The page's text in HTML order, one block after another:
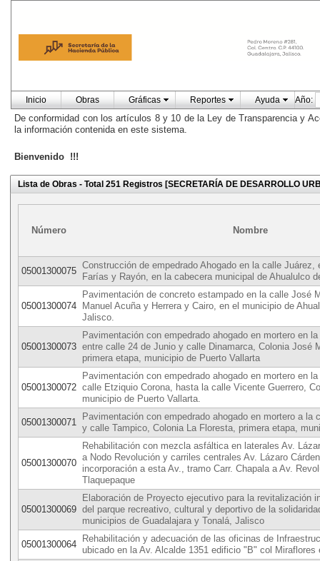
Inicio Obras Gráficas Reportes Ayuda Año:
De conformidad con los artículos 8 y 10 de la Ley de Transparencia y
la información contenida en este sistema.
Bienvenido !!!
Lista de Obras - Total 251 Registros [SECRETARÍA DE DESARROLLO
Número Nombre
05001300075
Construcción de empedrado Ahogado en la calle
Farías y Rayón, en la cabecera municipal de Ahualulco
05001300074
Pavimentación de concreto estampado en la calle José
Manuel Acuña y Herrera y Cairo, en el municipio de
Jalisco.
05001300073
Pavimentación con empedrado ahogado en mortero en
entre calle 24 de Junio y calle Dinamarca, Colonia José
primera etapa, municipio de Puerto Vallarta
05001300072
Pavimentación con empedrado ahogado en mortero en
calle Etziquio Corona, hasta la calle Vicente Guerrero,
municipio de Puerto Vallarta.
05001300071
Pavimentación con empedrado ahogado en mortero a la
y calle Tampico, Colonia La Floresta, primera etapa,
05001300070
Rehabilitación con mezcla asfáltica en laterales Av.
a Nodo Revolución y carriles centrales Av. Lázaro
incorporación a esta Av., tramo Carr. Chapala a Av.
Tlaquepaque
05001300069
Elaboración de Proyecto ejecutivo para la revitalización
del parque recreativo, cultural y deportivo de la
municipios de Guadalajara y Tonalá, Jalisco
05001300064
Rehabilitación y adecuación de las oficinas de
ubicado en la Av. Alcalde 1351 edificio "B" col Miraflores